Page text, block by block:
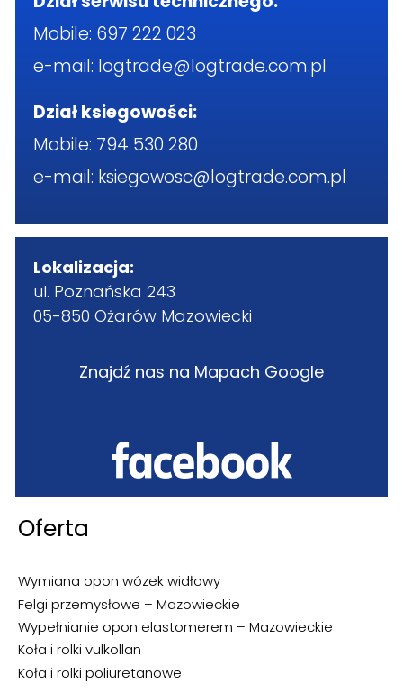
Mobile: 697 222 023
e-mail: logtrade@logtrade.com.pl
Dział ksiegowości:
Mobile: 794 530 280
e-mail: ksiegowosc@logtrade.com.pl
Lokalizacja:
ul. Poznańska 243
05-850 Ożarów Mazowiecki
Znajdź nas na Mapach Google
Oferta
Wymiana opon wózek widłowy
Felgi przemysłowe – Mazowieckie
Wypełnianie opon elastomerem – Mazowieckie
Koła i rolki vulkollan
Koła i rolki poliuretanowe